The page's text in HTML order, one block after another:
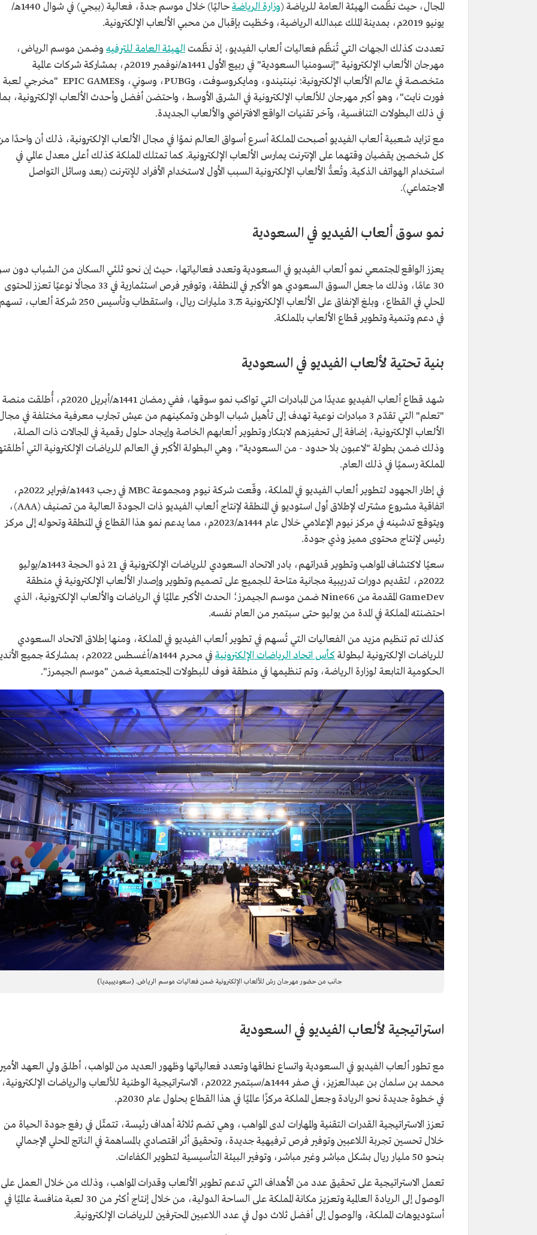
المجال، حيث نظّمت الهيئة العامة للرياضة (وزارة الرياضة
حاليًا) خلال موسم جدة، فعالية (ببجي) في شوال 1440هـ/
يونيو 2019م، بمدينة الملك عبدالله الرياضية، وحُظيت بإقبال من محبي الألعاب الإلكترونية.
تعددت كذلك الجهات التي تُنظّم فعاليات ألعاب الفيديو، إذ نظّمتالهيئة العامة للترفيه وضمن موسم الرياض،
مهرجان الألعاب الإلكترونية "إنسومنيا السعودية" في ربيع الأول 1441هـ/نوفمبر 2019م، بمشاركة شركات عالمية
متخصصة في عالم الألعاب الإلكترونية: نينتيندو، ومايكروسوفت، وPUBG، وسوني، وEPIC GAMES "مخرجي لعبة
فورت نايت"، وهو أكبر مهرجان للألعاب الإلكترونية في الشرق الأوسط، واحتضن أفضل وأحدث الألعاب الإلكترونية، بما
في ذلك البطولات التنافسية، وآخر تقنيات الواقع الافتراضي والألعاب الجديدة.
مع تزايد شعبية ألعاب الفيديو أصبحت المملكة أسرع أسواق العالم نموًا في مجال الألعاب الإلكترونية، ذلك أن واحدًا
كل شخصين يقضيان وقتهما على الإنترنت يمارس الألعاب الإلكترونية. كما تمتلك المملكة كذلك أعلى معدل عالمي في
استخدام الهواتف الذكية. وتُعدُّ الألعاب الإلكترونية السبب الأول لاستخدام الأفراد للإنترنت (بعد وسائل التواصل
الاجتماعي).
نمو سوق ألعاب الفيديو في السعودية
يعزز الواقع المجتمعي نمو ألعاب الفيديو في السعودية وتعدد فعالياتها، حيث إن نحو ثلثي السكان من الشباب دون
30 عامًا، وذلك ما جعل السوق السعودي هو الأكبر في المنطقة، وتوفير فرص استثمارية في 33 مجالًا نوعيًا تعزز المحتوى
المحلي في القطاع، وبلغ الإنفاق على الألعاب الإلكترونية 3.75 مليارات ريال، واستقطاب وتأسيس 250 شركة ألعاب،
في دعم وتنمية وتطوير قطاع الألعاب بالمملكة.
بنية تحتية لألعاب الفيديو في السعودية
شهد قطاع ألعاب الفيديو عديدًا من المبادرات التي تواكب نمو سوقها، ففي رمضان 1441هـ/أبريل 2020م، أُطلقت منصة
"تعلم" التي تقدّم 3 مبادرات نوعية تهدف إلى تأهيل شباب الوطن وتمكينهم من عيش تجارب معرفية مختلفة في
الألعاب الإلكترونية، إضافة إلى تحفيزهم لابتكار وتطوير ألعابهم الخاصة وإيجاد حلول رقمية في المجالات ذات الصلة،
وذلك ضمن بطولة "لاعبون بلا حدود - من السعودية"، وهي البطولة الأكبر في العالم للرياضات الإلكترونية التي
المملكة رسميًا في ذلك العام.
في إطار الجهود لتطوير ألعاب الفيديو في المملكة، وقّعت شركة نيوم ومجموعة MBC في رجب 1443هـ/فبراير 2022م،
اتفاقية مشروع مشترك لإطلاق أول استوديو في المنطقة لإنتاج ألعاب الفيديو ذات الجودة العالية من تصنيف (AAA)،
ويتوقع تدشينه في مركز نيوم الإعلامي خلال عام 1444هـ/2023م، مما يدعم نمو هذا القطاع في المنطقة وتحوله إلى مركز
رئيس لإنتاج محتوى مميز وذي جودة.
سعيًا لاكتشاف المواهب وتطوير قدراتهم، بادر الاتحاد السعودي للرياضات الإلكترونية في 21 ذو الحجة 1443هـ/يوليو
2022م، لتقديم دورات تدريبية مجانية متاحة للجميع على تصميم وتطوير وإصدار الألعاب الإلكترونية في منطقة
GameDev المقدمة من Nine66 ضمن موسم الجيمرز؛ الحدث الأكبر عالميًا في الرياضات والألعاب الإلكترونية، الذي
احتضنته المملكة في المدة من يوليو حتى سبتمبر من العام نفسه.
كذلك تم تنظيم مزيد من الفعاليات التي تُسهم في تطوير ألعاب الفيديو في المملكة، ومنها إطلاق الاتحاد السعودي
للرياضات الإلكترونية لبطولةكأس اتحاد الرياضات الإلكترونية
في محرم 1444هـ/أغسطس 2022م، بمشاركة جميع
الحكومية التابعة لوزارة الرياضة، وتم تنظيمها في منطقة فوف للبطولات المجتمعية ضمن "موسم الجيمرز".
جانب من حضور مهرجان رش للألعاب الإلكترونية ضمن فعاليات موسم الرياض. (سعوديبيديا)
استراتيجية لألعاب الفيديو في السعودية
مع تطور ألعاب الفيديو في السعودية واتساع نطاقها وتعدد فعالياتها وظهور العديد من المواهب، أطلق ولي العهد الأمير
محمد بن سلمان بن عبدالعزيز، في صفر 1444هـ/سبتمبر 2022م، الاستراتيجية الوطنية للألعاب والرياضات الإلكترونية،
في خطوة جديدة نحو الريادة وجعل المملكة مركزًا عالميًا في هذا القطاع بحلول عام 2030م.
تعزز الاستراتيجية القدرات التقنية والمهارات لدى المواهب، وهي تضم ثلاثة أهداف رئيسة، تتمثّل في رفع جودة الحياة من
خلال تحسين تجربة اللاعبين وتوفير فرص ترفيهية جديدة، وتحقيق أثر اقتصادي بالمساهمة في الناتج المحلي الإجمالي
بنحو 50 مليار ريال بشكل مباشر وغير مباشر، وتوفير البيئة التأسيسية لتطوير الكفاءات.
تعمل الاستراتيجية على تحقيق عدد من الأهداف التي تدعم تطوير الألعاب وقدرات المواهب، وذلك من خلال العمل على
الوصول إلى الريادة العالمية وتعزيز مكانة المملكة على الساحة الدولية، من خلال إنتاج أكثر من 30 لعبة منافسة عالميًا في
أستوديوهات المملكة، والوصول إلى أفضل ثلاث دول في عدد اللاعبين المحترفين للرياضات الإلكترونية.